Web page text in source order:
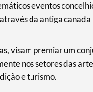
eventos
da antiga
visam premiar um
nos setores das
e turismo.